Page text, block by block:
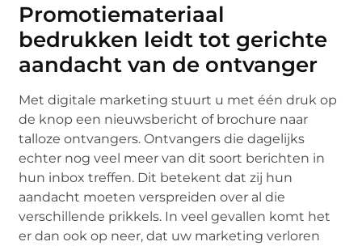
Promotiemateriaal
bedrukken leidt tot gerichte
aandacht van de ontvanger
Met digitale marketing stuurt u met één druk op
de knop een nieuwsbericht of brochure naar
talloze ontvangers. Ontvangers die dagelijks
echter nog veel meer van dit soort berichten in
hun inbox treffen. Dit betekent dat zij hun
aandacht moeten verspreiden over al die
verschillende prikkels. In veel gevallen komt het
er dan ook op neer, dat uw marketing verloren